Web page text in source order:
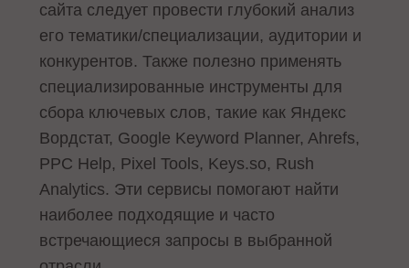
сайта следует провести глубокий анализ
его тематики/специализации, аудитории и
конкурентов. Также полезно применять
специализированные инструменты для
сбора ключевых слов, такие как Яндекс
Вордстат, Google Keyword Planner, Ahrefs,
PPC Help, Pixel Tools, Keys.so, Rush
Analytics. Эти сервисы помогают найти
наиболее подходящие и часто
встречающиеся запросы в выбранной